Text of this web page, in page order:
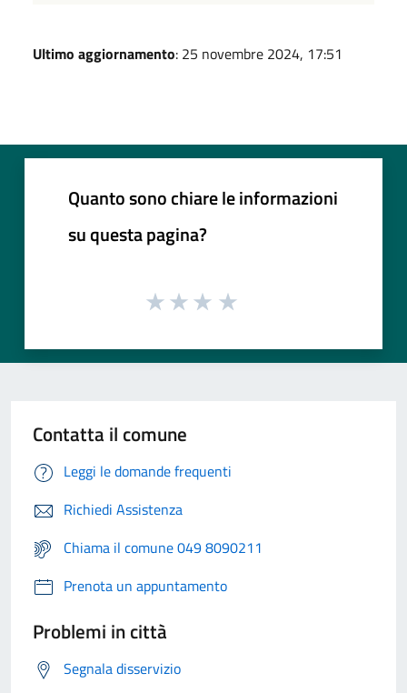
Ultimo aggiornamento: 25 novembre 2024, 17:51
Quanto sono chiare le informazioni
su questa pagina?
Contatta il comune
Leggi le domande frequenti
Richiedi Assistenza
Chiama il comune 049 8090211
Prenota un appuntamento
Problemi in città
Segnala disservizio